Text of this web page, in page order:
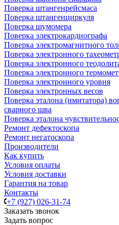
Поверка штангенрейсмаса
Поверка штангенциркуля
Поверка шумомера
Поверка электрокардиографа
Поверка электромагнитного
Поверка электронного
Поверка электронного
Поверка электронного
Поверка электронного уровня
Поверка электронных весов
Поверка эталона (имитатора)
сварного шва
Поверка эталона
Ремонт дефектоскопа
Ремонт негатоскопа
Производители
Как купить
Условия оплаты
Условия доставки
Гарантия на товар
Контакты
+7 (927) 026-31-74
Заказать звонок
Задать вопрос